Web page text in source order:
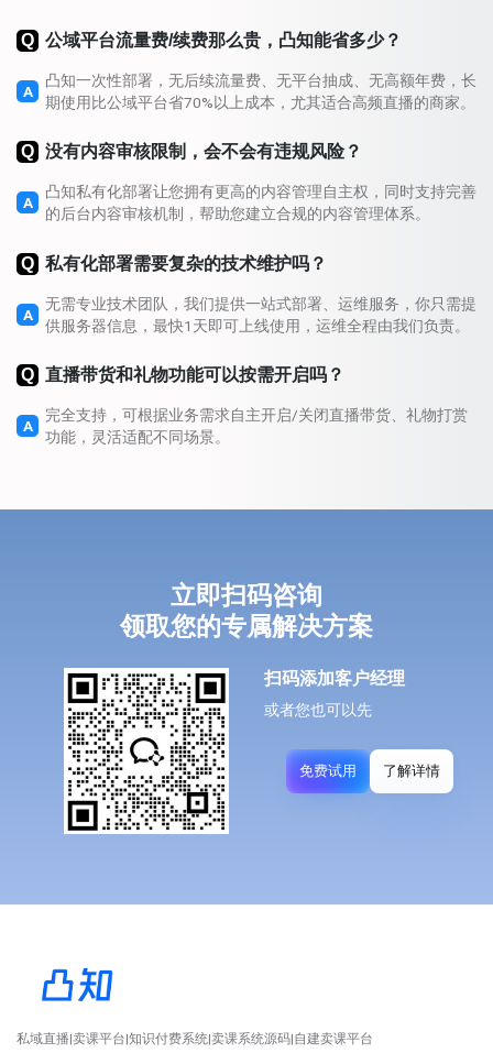
Q 公域平台流量费/续费那么贵，凸知能省多少？
A
凸知一次性部署，无后续流量费、无平台抽成、无高额年费，长
期使用比公域平台省70%以上成本，尤其适合高频直播的商家。
Q 没有内容审核限制，会不会有违规风险？
A
凸知私有化部署让您拥有更高的内容管理自主权，同时支持完善
的后台内容审核机制，帮助您建立合规的内容管理体系。
Q 私有化部署需要复杂的技术维护吗？
A
无需专业技术团队，我们提供一站式部署、运维服务，你只需提
供服务器信息，最快1天即可上线使用，运维全程由我们负责。
Q 直播带货和礼物功能可以按需开启吗？
A
完全支持，可根据业务需求自主开启/关闭直播带货、礼物打赏
功能，灵活适配不同场景。
立即扫码咨询
领取您的专属解决方案
扫码添加客户经理
或者您也可以先
免费试用 了解详情
私域直播|卖课平台|知识付费系统|卖课系统源码|自建卖课平台